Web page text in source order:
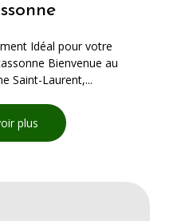
Idéal pour votre
Bienvenue au
Saint-Laurent,...
plus